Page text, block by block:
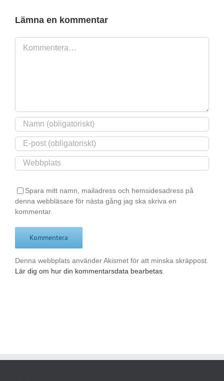
Lämna en kommentar
Kommentar
Spara mitt namn, mailadress och hemsidesadress på
denna webbläsare för nästa gång jag ska skriva en
kommentar.
Denna webbplats använder Akismet för att minska skräppost.
Lär dig om hur din kommentarsdata bearbetas